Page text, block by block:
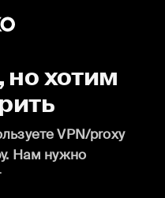
но хотим
VPN/proxy
Нам нужно